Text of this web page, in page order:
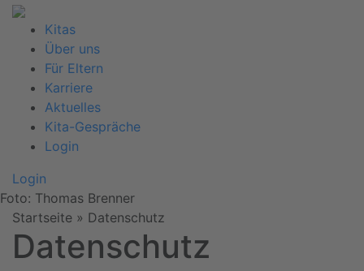
Kitas
Über uns
Für Eltern
Karriere
Aktuelles
Kita-Gespräche
Login
Login
Foto: Thomas Brenner
Startseite » Datenschutz
Datenschutz